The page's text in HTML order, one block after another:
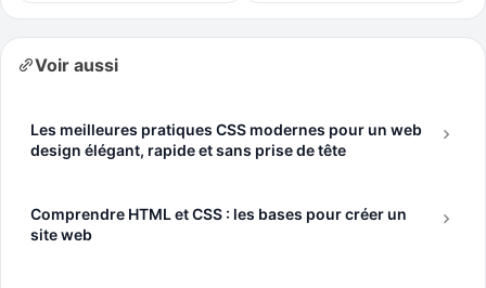
Voir aussi
Les meilleures pratiques CSS modernes pour un web
design élégant, rapide et sans prise de tête
Comprendre HTML et CSS : les bases pour créer un
site web